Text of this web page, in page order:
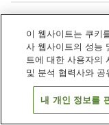
주차장
암반욕
이 웹사이트는 쿠키
사 웹사이트의 성능
트에 대한 사용자의
및 분석 협력사와 공
내 개인 정보를